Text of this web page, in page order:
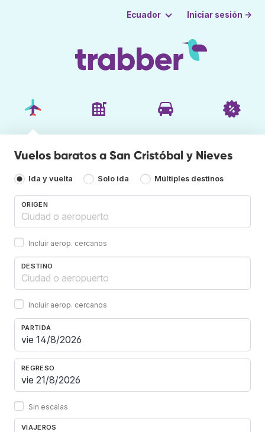
Ecuador Iniciar sesión →
Vuelos baratos a San Cristóbal y Nieves
Ida y vuelta Solo ida Múltiples destinos
ORIGEN
Incluir aerop. cercanos
DESTINO
Incluir aerop. cercanos
PARTIDA
REGRESO
Sin escalas
VIAJEROS